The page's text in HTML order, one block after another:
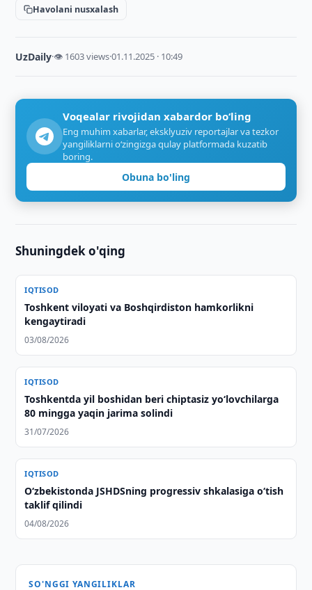
Havolani nusxalash
UzDaily·👁 1603 views·01.11.2025 · 10:49
Voqealar rivojidan xabardor bo‘ling
Eng muhim xabarlar, eksklyuziv reportajlar va tezkor
yangiliklarni o‘zingizga qulay platformada kuzatib
boring.
Obuna bo'ling
Shuningdek o'qing
IQTISOD
Toshkent viloyati va Boshqirdiston hamkorlikni
kengaytiradi
03/08/2026
IQTISOD
Toshkentda yil boshidan beri chiptasiz yo‘lovchilarga
80 mingga yaqin jarima solindi
31/07/2026
IQTISOD
O‘zbekistonda JSHDSning progressiv shkalasiga o‘tish
taklif qilindi
04/08/2026
SO'NGGI YANGILIKLAR